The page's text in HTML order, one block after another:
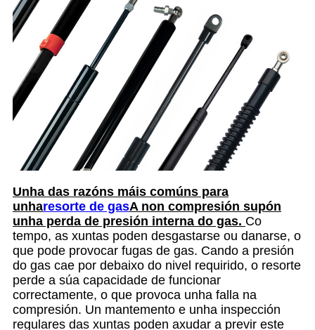
Unha das razóns máis comúns para
unharesorte de gasA non compresión supón
unha perda de presión interna do gas. Co
tempo, as xuntas poden desgastarse ou danarse, o
que pode provocar fugas de gas. Cando a presión
do gas cae por debaixo do nivel requirido, o resorte
perde a súa capacidade de funcionar
correctamente, o que provoca unha falla na
compresión. Un mantemento e unha inspección
regulares das xuntas poden axudar a previr este